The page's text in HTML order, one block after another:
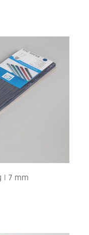
| 7 mm